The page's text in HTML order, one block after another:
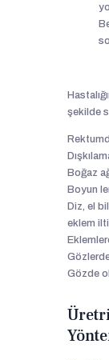
şekilde
Boğaz
Boyun
Diz, el
eklem
Gözde